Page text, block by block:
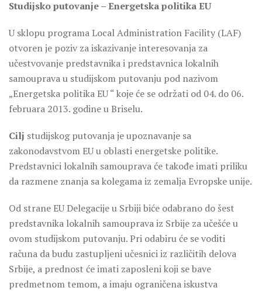
Studijsko putovanje – Energetska politika EU
U sklopu programa Local Administration Facility (LAF)
otvoren je poziv za iskazivanje interesovanja za
učestvovanje predstavnika i predstavnica lokalnih
samouprava u studijskom putovanju pod nazivom
„Energetska politika EU “ koje će se održati od 04. do 06.
februara 2013. godine u Briselu.
Cilj studijskog putovanja je upoznavanje sa
zakonodavstvom EU u oblasti energetske politike.
Predstavnici lokalnih samouprava će takođe imati priliku
da razmene znanja sa kolegama iz zemalja Evropske unije.
Od strane EU Delegacije u Srbiji biće odabrano do šest
predstavnika lokalnih samouprava iz Srbije za učešće u
ovom studijskom putovanju. Pri odabiru će se voditi
računa da budu zastupljeni učesnici iz različitih delova
Srbije, a prednost će imati zaposleni koji se bave
predmetnom temom, a imaju ograničena iskustva